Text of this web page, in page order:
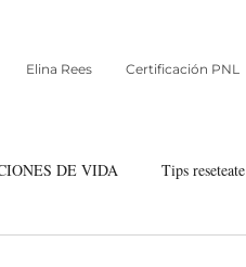
Elina Rees Certificación PNL
DE VIDA Tips reseteate